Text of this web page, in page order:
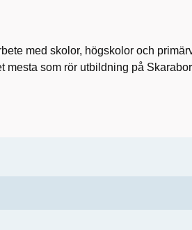
med skolor, högskolor och
mesta som rör utbildning på